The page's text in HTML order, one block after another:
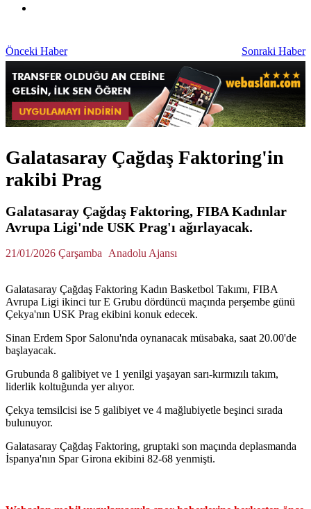
Önceki Haber Sonraki Haber
Galatasaray Çağdaş Faktoring'in
rakibi Prag
Galatasaray Çağdaş Faktoring, ⁠FIBA Kadınlar
Avrupa Ligi'nde USK Prag'ı ağırlayacak.
21/01/2026 Çarşamba Anadolu Ajansı
Galatasaray Çağdaş Faktoring Kadın Basketbol Takımı, ⁠FIBA
Avrupa Ligi ikinci tur E Grubu dördüncü maçında perşembe günü
Çekya'nın USK Prag ekibini konuk edecek.
Sinan Erdem Spor Salonu'nda oynanacak müsabaka, saat 20.00'de
başlayacak.
Grubunda 8 galibiyet ve 1 yenilgi yaşayan sarı-kırmızılı takım,
liderlik koltuğunda yer alıyor.
Çekya temsilcisi ise 5 galibiyet ve 4 mağlubiyetle beşinci sırada
bulunuyor.
Galatasaray Çağdaş Faktoring, gruptaki son maçında deplasmanda
İspanya'nın Spar Girona ekibini 82-68 yenmişti.